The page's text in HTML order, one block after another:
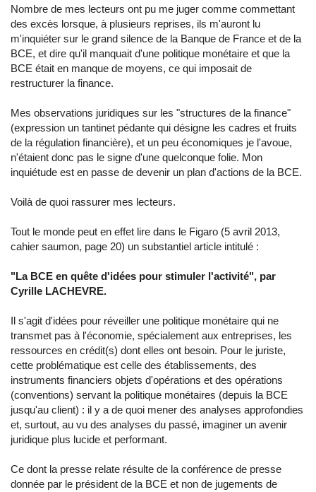
Nombre de mes lecteurs ont pu me juger comme commettant
des excès lorsque, à plusieurs reprises, ils m'auront lu
m'inquiéter sur le grand silence de la Banque de France et de la
BCE, et dire qu'il manquait d'une politique monétaire et que la
BCE était en manque de moyens, ce qui imposait de
restructurer la finance.
Mes observations juridiques sur les "structures de la finance"
(expression un tantinet pédante qui désigne les cadres et fruits
de la régulation financière), et un peu économiques je l'avoue,
n'étaient donc pas le signe d'une quelconque folie. Mon
inquiétude est en passe de devenir un plan d'actions de la BCE.
Voilà de quoi rassurer mes lecteurs.
Tout le monde peut en effet lire dans le Figaro (5 avril 2013,
cahier saumon, page 20) un substantiel article intitulé :
"La BCE en quête d'idées pour stimuler l'activité", par
Cyrille LACHEVRE.
Il s'agit d'idées pour réveiller une politique monétaire qui ne
transmet pas à l'économie, spécialement aux entreprises, les
ressources en crédit(s) dont elles ont besoin. Pour le juriste,
cette problématique est celle des établissements, des
instruments financiers objets d'opérations et des opérations
(conventions) servant la politique monétaires (depuis la BCE
jusqu'au client) : il y a de quoi mener des analyses approfondies
et, surtout, au vu des analyses du passé, imaginer un avenir
juridique plus lucide et performant.
Ce dont la presse relate résulte de la conférence de presse
donnée par le président de la BCE et non de jugements de